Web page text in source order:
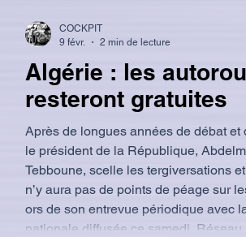
Algérie : les
resteront gratuites
Après de longues années de débat et
le président de la République,
Tebboune, scelle les tergiversations et déclare : I l
n’y aura pas de points de péage sur
ors de son entrevue périodique avec
nationale diffusée ce samedi. Réseau
COCKPIT
9 févr.
2 min de lecture